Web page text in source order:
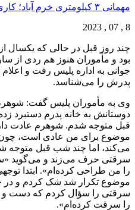
مهمانی ۳ کیلومتری خرم آباد؛ کاری بزرگ با چند نقد کوچک
8 , 07 , 2023
بود و مأموران هنوز هم ردی از
پدرش را می‌شناسد.
وی به مأموران پلیس گفت:
دوستانش به خانه پدرم دستبرد
قبل متوجه شدم. شوهرم عادت
موضوع برای من عادی است،
می‌کند، اما چند شب قبل متوجه
سرقتی حرف می‌زند و می‌گوید
را من طراحی کرده‌ام». ابتدا
موضوع تکرار شد شک کردم و در
سرقتی را سؤال کردم که دست و
را سرقت کرده‌ام».